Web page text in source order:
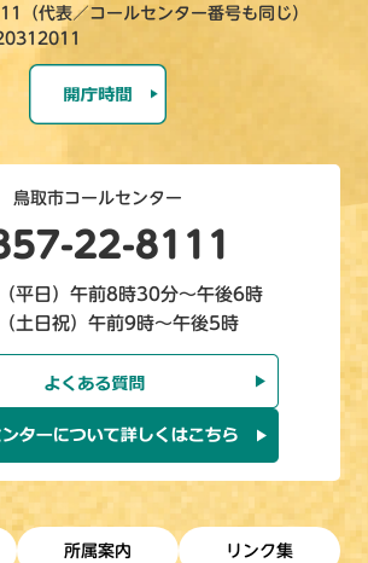
代表／コールセンター番号も同じ）
鳥取市コールセンター
22-8111
（平日）午前8時30分～午後6時
（土日祝）午前9時～午後5時
所属案内 リンク集